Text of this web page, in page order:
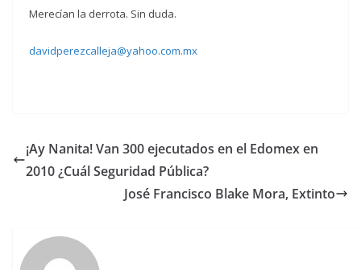
Merecían la derrota. Sin duda.
davidperezcalleja@yahoo.com.mx
¡Ay Nanita! Van 300 ejecutados en el Edomex en
2010 ¿Cuál Seguridad Pública?
José Francisco Blake Mora, Extinto